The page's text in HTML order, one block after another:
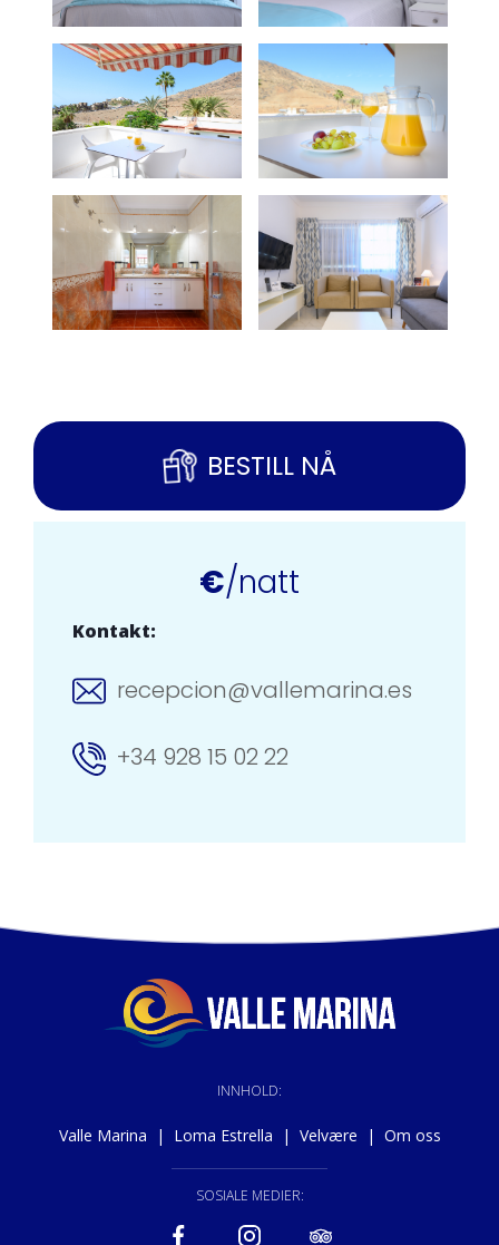
BESTILL NÅ
€/natt
Kontakt:
recepcion@vallemarina.es
+34 928 15 02 22
INNHOLD:
Valle Marina | Loma Estrella | Velvære | Om oss
SOSIALE MEDIER: